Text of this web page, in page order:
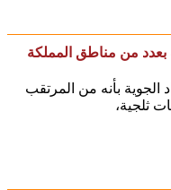
من مناطق المملكة
الجوية بأنه من المرتقب
ثلجية،